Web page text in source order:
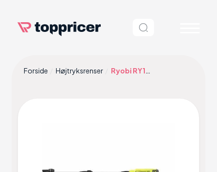
Forside Højtryksrenser Ryobi RY18PW22A-0